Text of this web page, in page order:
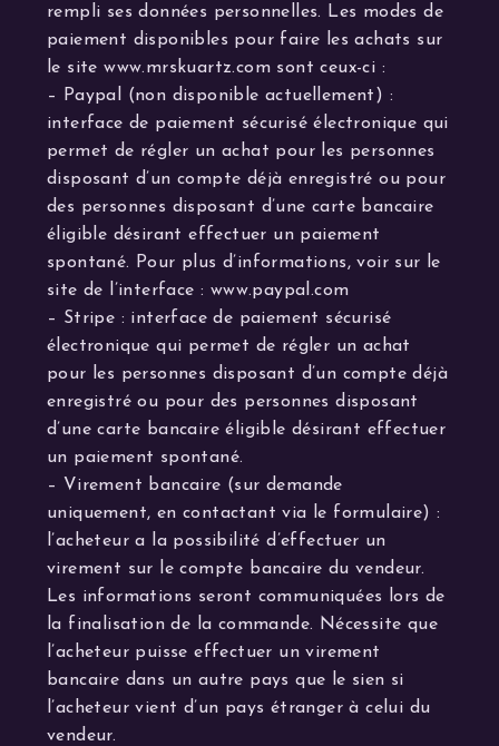
rempli ses données personnelles. Les modes de
paiement disponibles pour faire les achats sur
le site www.mrskuartz.com sont ceux-ci :
– Paypal (non disponible actuellement) :
interface de paiement sécurisé électronique qui
permet de régler un achat pour les personnes
disposant d’un compte déjà enregistré ou pour
des personnes disposant d’une carte bancaire
éligible désirant effectuer un paiement
spontané. Pour plus d’informations, voir sur le
site de l’interface : www.paypal.com
– Stripe : interface de paiement sécurisé
électronique qui permet de régler un achat
pour les personnes disposant d’un compte déjà
enregistré ou pour des personnes disposant
d’une carte bancaire éligible désirant effectuer
un paiement spontané.
– Virement bancaire (sur demande
uniquement, en contactant via le formulaire) :
l’acheteur a la possibilité d’effectuer un
virement sur le compte bancaire du vendeur.
Les informations seront communiquées lors de
la finalisation de la commande. Nécessite que
l’acheteur puisse effectuer un virement
bancaire dans un autre pays que le sien si
l’acheteur vient d’un pays étranger à celui du
vendeur.